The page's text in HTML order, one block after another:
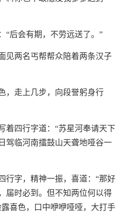
“后会有期，不劳远送了。”
见两名丐帮帮众陪着两条汉子
，走上几步，向段誉躬身行
着四行字道：“苏星河奉请天下
驾临河南擂鼓山天聋地哑谷一
行字，精神一振，喜道：“那好
届时必到。但不知两位何以得
喜色，口中咿咿哑哑，大打手